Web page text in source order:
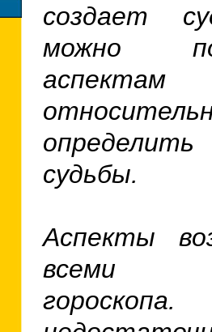
создает
можно
судьбы.
Аспекты
всеми